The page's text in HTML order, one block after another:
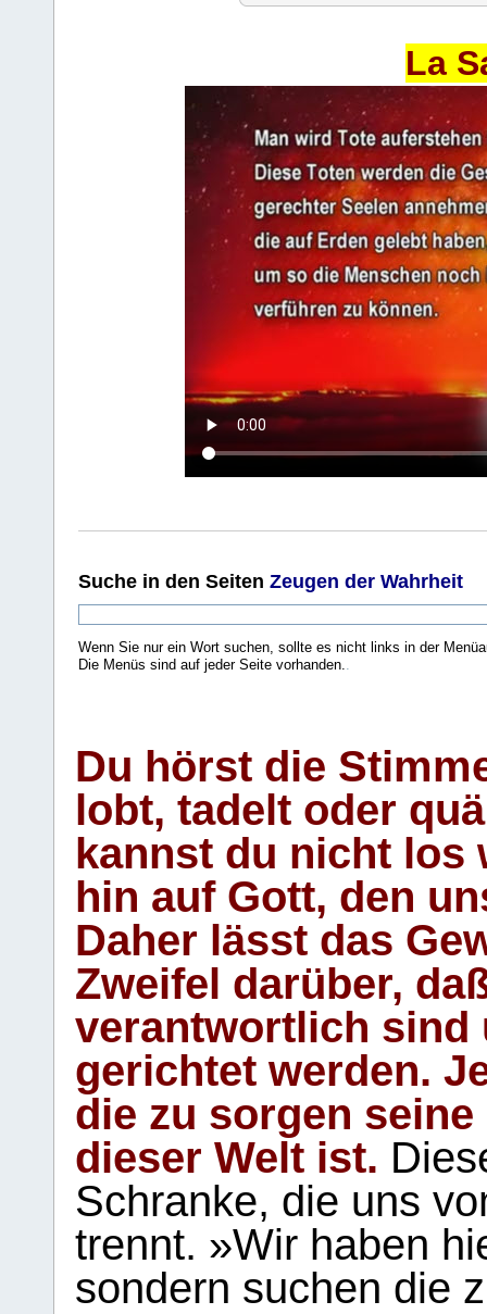
La
Suche in den Seiten Zeugen der Wahrheit
Wenn Sie nur ein Wort suchen, sollte es nicht links in der
Die Menüs sind auf jeder Seite vorhanden.
Du hörst die
lobt, tadelt oder
kannst du nicht los
hin auf Gott, den
Daher lässt das
Zweifel darüber,
verantwortlich sind
gerichtet werden.
die zu sorgen
dieser Welt ist.
Schranke, die uns
trennt. »Wir haben
sondern suchen die